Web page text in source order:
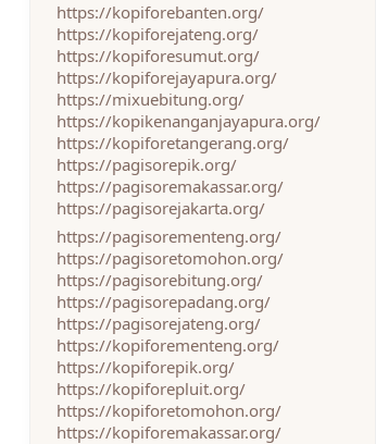
https://kopiforebanten.org/
https://kopiforejateng.org/
https://kopiforesumut.org/
https://kopiforejayapura.org/
https://mixuebitung.org/
https://kopikenanganjayapura.org/
https://kopiforetangerang.org/
https://pagisorepik.org/
https://pagisoremakassar.org/
https://pagisorejakarta.org/
https://pagisorementeng.org/
https://pagisoretomohon.org/
https://pagisorebitung.org/
https://pagisorepadang.org/
https://pagisorejateng.org/
https://kopiforementeng.org/
https://kopiforepik.org/
https://kopiforepluit.org/
https://kopiforetomohon.org/
https://kopiforemakassar.org/